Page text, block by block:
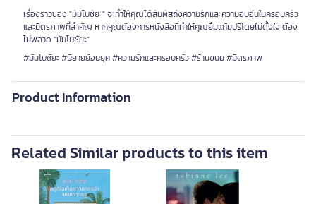
เรื่องราวของ "มัมโบชัยะ" จะทำให้คุณได้สัมผัสถึงความรักและความอบอุ่นในครอบครัว
และมิตรภาพที่สำคัญ หากคุณต้องการหนังสือที่ทำให้คุณยิ้มแก้มปริโดยไม่ตั้งใจ ต้อง
ไม่พลาด "มัมโบชัยะ"
#มัมโบชัยะ #นิยายย้อนยุค #ความรักและครอบครัว #ร้านขนม #มิตรภาพ
Product Information
Related Similar products to this item